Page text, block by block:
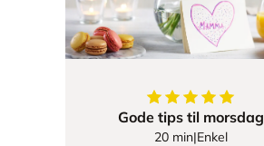
5av5stjerner
Gode tips til morsdag
20 min|Enkel